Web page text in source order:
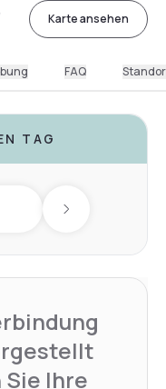
Karte ansehen
FAQ
TAG
Next day
Ihre